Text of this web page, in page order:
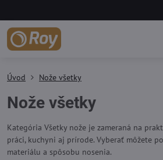
Úvod Nože všetky
Nože všetky
Kategória Všetky nože je zameraná na
práci, kuchyni aj prírode. Vyberať môžete
materiálu a spôsobu nosenia.